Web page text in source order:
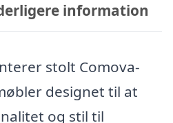
information
stolt Comova-
designet til at
og stil til